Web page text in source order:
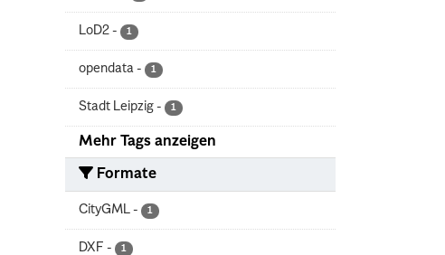
LoD2 - 1
opendata - 1
Stadt Leipzig - 1
Mehr Tags anzeigen
Formate
CityGML - 1
DXF - 1